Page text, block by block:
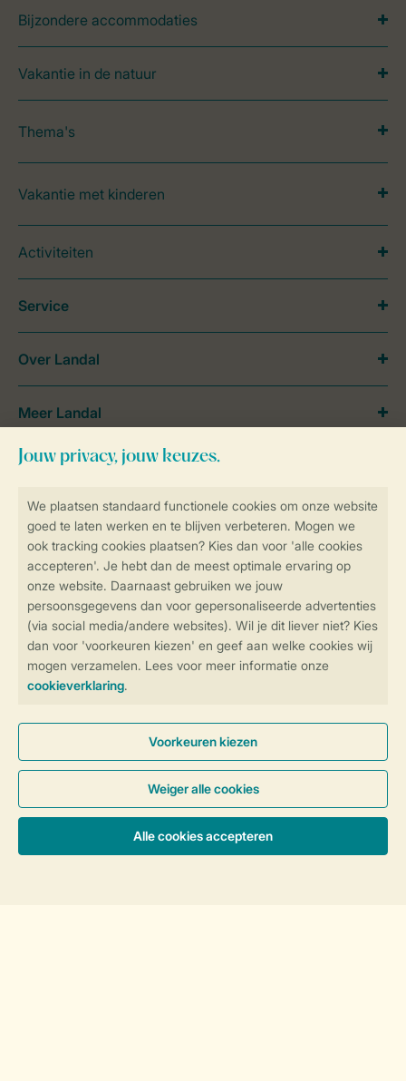
Bijzondere accommodaties
Vakantie in de natuur
Thema's
Vakantie met kinderen
Activiteiten
Service & contact
Bekijk deveelgestelde vragenof
neem contact op met hetContact Center.
Follow Us
facebookinstagramtiktok
Vakantietips & inspiratie?
Service
Over Landal
Meer Landal
Betaalmogelijkheden